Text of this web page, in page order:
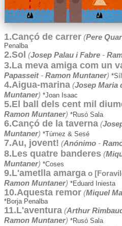
1.Cançó de carrer (Pere
Penalba
2.Sol (Josep Palau i Fabre -
3.La meva amiga com un
Papasseit- Ramon Muntaner)
4.Aigua-marina (Josep Maria
Muntaner) *Joan Isaac
5.El ball dels cent mil
Ramon Muntaner) *Rusó Sala
6.Cançó de la taverna (
Muntaner) *Túrnez & Sesé
7.Au, jovent! (Anónimo -
8.Les quatre banderes (
Muntaner) *Coses
9.L'ametlla amarga o
Ramon Muntaner) *Eduard Iniesta
10.Aquesta remor (Miquel
*Borja Penalba
11.L'aventura (Arthur
Ramon Muntaner) *Rusó Sala